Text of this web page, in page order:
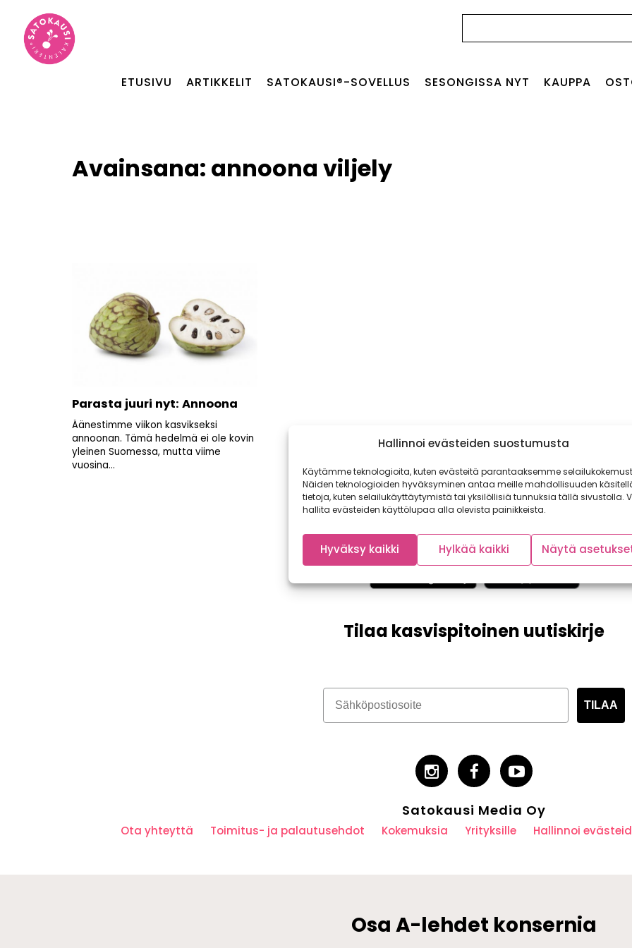
Hallinnoi evästeiden suostumusta
Käytämme teknologioita, kuten evästeitä parantaaksemme
Näiden teknologioiden hyväksyminen antaa meille mahdollisuuden
tietoja, kuten selailukäyttäytymistä tai yksilöllisiä tunnuksia tällä sivustolla.
hallita evästeiden käyttölupaa alla olevista painikkeista.
Hyväksy kaikki Hylkää kaikki Näytä
ETUSIVU ARTIKKELIT SATOKAUSI®-SOVELLUS SESONGISSA NYT KAUPPA
Avainsana: annoona viljely
Parasta juuri nyt: Annoona
Äänestimme viikon kasvikseksi
annoonan. Tämä hedelmä ei ole kovin
yleinen Suomessa, mutta viime
vuosina...
Tilaa kasvispitoinen uutiskirje
TILAA
Satokausi Media Oy
Ota yhteyttä Toimitus- ja palautusehdot Kokemuksia Yrityksille Hallinnoi
Osa A-lehdet konsernia